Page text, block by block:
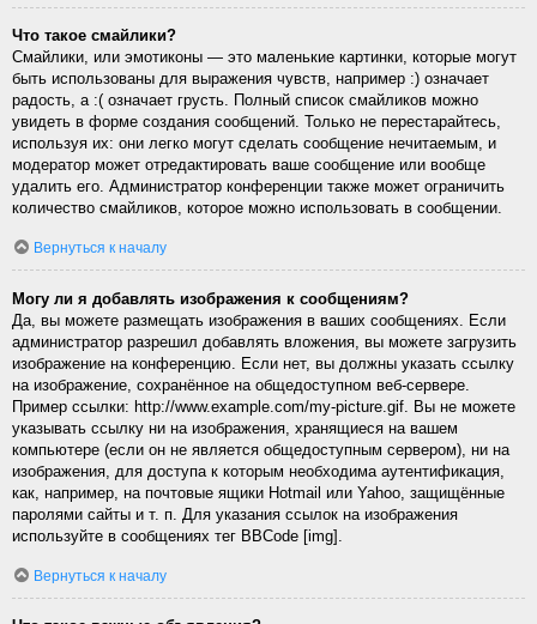
Что такое смайлики?
Смайлики, или эмотиконы — это маленькие картинки, которые могут
быть использованы для выражения чувств, например :) означает
радость, а :( означает грусть. Полный список смайликов можно
увидеть в форме создания сообщений. Только не перестарайтесь,
используя их: они легко могут сделать сообщение нечитаемым, и
модератор может отредактировать ваше сообщение или вообще
удалить его. Администратор конференции также может ограничить
количество смайликов, которое можно использовать в сообщении.
Вернуться к началу
Могу ли я добавлять изображения к сообщениям?
Да, вы можете размещать изображения в ваших сообщениях. Если
администратор разрешил добавлять вложения, вы можете загрузить
изображение на конференцию. Если нет, вы должны указать ссылку
на изображение, сохранённое на общедоступном веб-сервере.
Пример ссылки: http://www.example.com/my-picture.gif. Вы не можете
указывать ссылку ни на изображения, хранящиеся на вашем
компьютере (если он не является общедоступным сервером), ни на
изображения, для доступа к которым необходима аутентификация,
как, например, на почтовые ящики Hotmail или Yahoo, защищённые
паролями сайты и т. п. Для указания ссылок на изображения
используйте в сообщениях тег BBCode [img].
Вернуться к началу